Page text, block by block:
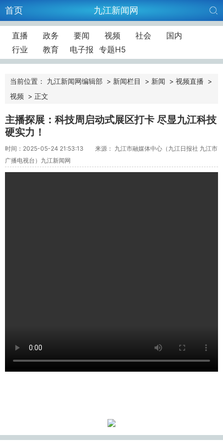
首页 九江新闻网
直播 政务 要闻 视频 社会
国内
行业
教育 电子报 专题H5
当前位置： 九江新闻网编辑部 > 新闻栏目 > 新闻 > 视频直播 >
视频 > 正文
主播探展：科技周启动式展区打卡 尽显九江科技
硬实力！
时间：2025-05-24 21:53:13
来源： 九江市融媒体中心（九江日报社 九江市
广播电视台）九江新闻网